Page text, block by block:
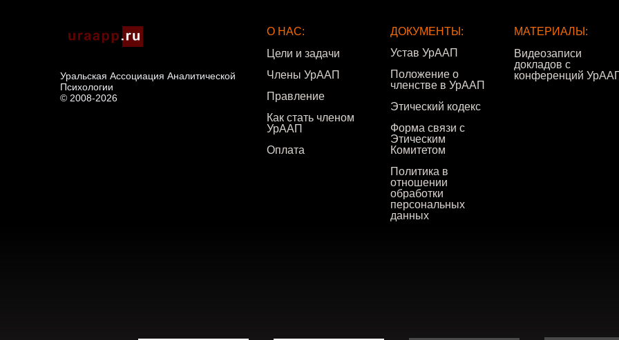
Уральская Ассоциация Аналитической
Психологии
© 2008-2026
О НАС:
Цели и задачи
Члены УрААП
Правление
Как стать членом
УрААП
Оплата
ДОКУМЕНТЫ:
Устав УрААП
Положение о
членстве в УрААП
Этический кодекс
Форма связи с
Этическим
Комитетом
Политика в
отношении
обработки
персональных
данных
МАТЕРИАЛЫ:
Видеозаписи
докладов с
конференций